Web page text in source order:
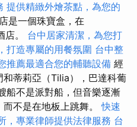
提供精緻外燴茶點，為您的
是一個珠寶盒，在
店。 台中居家清潔，為您打
打造專屬的用餐氛圍 台中整
推薦最適合您的輔聽設備 經
蒂莉亞（Tilia），巴達科葡
船不是派對船，但音樂逐漸
而不是在地板上跳舞。快速
，專業律師提供法律服務 台